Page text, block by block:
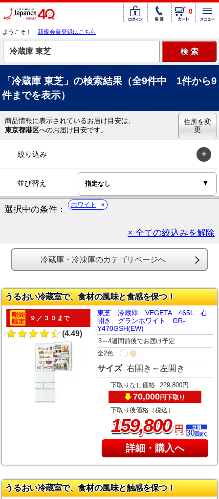
0
ようこそ！ 新規会員登録はこちら
「冷蔵庫 東芝」の検索結果（全9件中 1件から9
件までを表示）
商品情報に表示されているお届け目安は、
東京都港区へのお届け目安です。
住所を変
更
絞り込み
並び替え
選択中の条件： ホワイト
× 全ての絞込みを解除
冷蔵庫・冷凍庫のカテゴリページへ
うるおい冷蔵室で、食材の風味と食感を保つ！
９／３０まで
(4.49)
東芝 冷蔵庫 VEGETA 465L 右
開き グランホワイト GR-
Y470GSH(EW)
3～4週間前後でお届け予定
全2色
サイズ 右開き～左開き
下取りなし価格 229,800円
70,000円下取り
下取り後価格（税込）
159,800円
詳細・購入へ
うるおい冷蔵室で、食材の風味と触感を保つ！